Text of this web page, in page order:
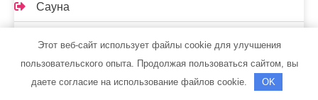
Сауна
Сауна на Маяковского
Этот веб-сайт использует файлы cookie для улучшения
пользовательского опыта. Продолжая пользоваться сайтом, вы
даете согласие на использование файлов cookie.
OK